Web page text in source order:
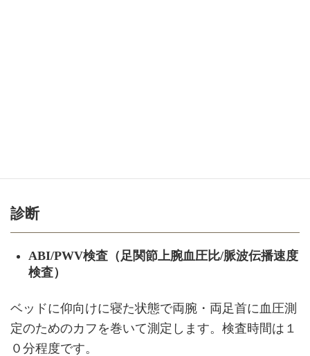
診断
ABI/PWV検査（足関節上腕血圧比/脈波伝播速度
検査）
ベッドに仰向けに寝た状態で両腕・両足首に血圧測
定のためのカフを巻いて測定します。検査時間は１
０分程度です。